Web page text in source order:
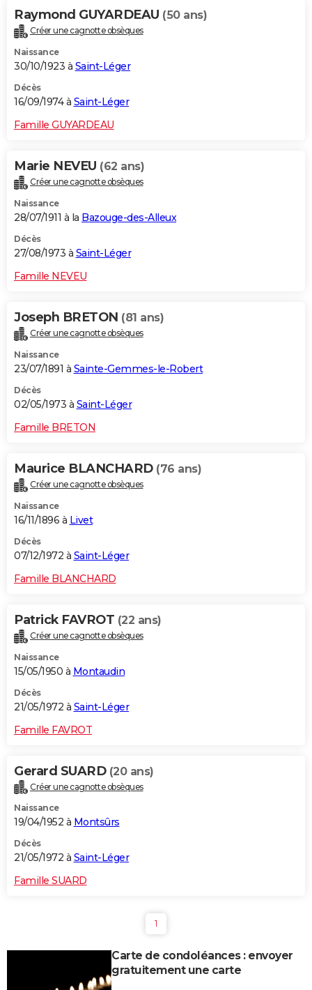
Raymond GUYARDEAU (50 ans)
Créer une cagnotte obsèques
Naissance
30/10/1923 à Saint-Léger
Décès
16/09/1974 à Saint-Léger
Famille GUYARDEAU
Marie NEVEU (62 ans)
Créer une cagnotte obsèques
Naissance
28/07/1911 à la Bazouge-des-Alleux
Décès
27/08/1973 à Saint-Léger
Famille NEVEU
Joseph BRETON (81 ans)
Créer une cagnotte obsèques
Naissance
23/07/1891 à Sainte-Gemmes-le-Robert
Décès
02/05/1973 à Saint-Léger
Famille BRETON
Maurice BLANCHARD (76 ans)
Créer une cagnotte obsèques
Naissance
16/11/1896 à Livet
Décès
07/12/1972 à Saint-Léger
Famille BLANCHARD
Patrick FAVROT (22 ans)
Créer une cagnotte obsèques
Naissance
15/05/1950 à Montaudin
Décès
21/05/1972 à Saint-Léger
Famille FAVROT
Gerard SUARD (20 ans)
Créer une cagnotte obsèques
Naissance
19/04/1952 à Montsûrs
Décès
21/05/1972 à Saint-Léger
Famille SUARD
1
Carte de condoléances : envoyer
gratuitement une carte